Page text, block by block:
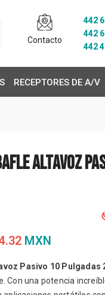
Contacto
442
442
442
RECEPTORES DE A/V
Altavoz
MXN
Pasivo 10 Pulgadas
Con una potencia